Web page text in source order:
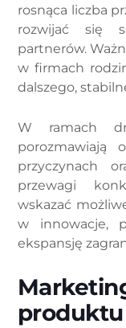
rosnąca liczba
rozwijać się
partnerów.
w firmach
dalszego,
W ramach
porozmawiają
przyczynach
przewagi
wskazać
w innowacje,
ekspansję